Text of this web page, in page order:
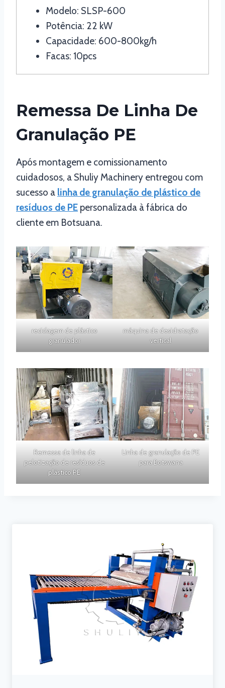
Modelo: SLSP-600
Potência: 22 kW
Capacidade: 600-800kg/h
Facas: 10pcs
Remessa De Linha De
Granulação PE
Após montagem e comissionamento
cuidadosos, a Shuliy Machinery entregou com
sucesso a linha de granulação de plástico de
resíduos de PE personalizada à fábrica do
cliente em Botsuana.
reciclagem de plástico
granulador
máquina de desidratação
vertical
Remessa de linha de
pelotização de resíduos de
plástico PE
Linha de granulação de PE
para Botswana